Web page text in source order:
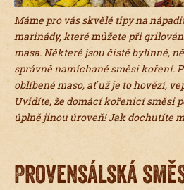
Máme pro vás skvělé tipy na
marinády, které můžete při
masa. Některé jsou čistě bylinné,
správně namíchané směsi koření.
oblíbené maso, ať už je to hovězí,
Uvidíte, že domácí kořenicí směsi
úplně jinou úroveň! Jak dochutíte
Provensálská